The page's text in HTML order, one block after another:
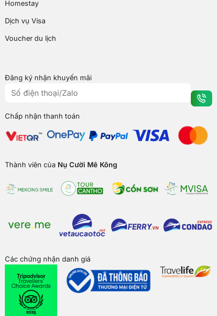
Homestay
Dịch vụ Visa
Voucher du lịch
Đăng ký nhận khuyến mãi
Chấp nhận thanh toán
Thành viên của Nụ Cười Mê Kông
Các chứng nhận danh giá